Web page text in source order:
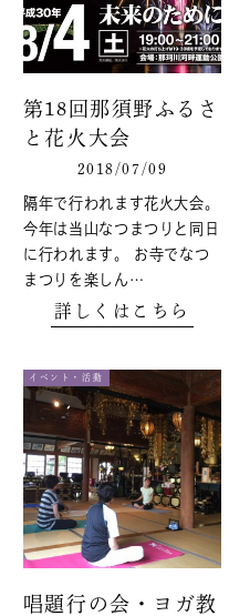
第18回那須野ふるさ
と花火大会
2018/07/09
隔年で行われます花火大会。
今年は当山なつまつりと同日
に行われます。 お寺でなつ
まつりを楽しん…
詳しくはこちら
イベント・活動
唱題行の会・ヨガ教